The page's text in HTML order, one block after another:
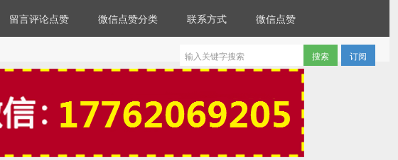
留言评论点赞 微信点赞分类 联系方式 微信点赞
订阅